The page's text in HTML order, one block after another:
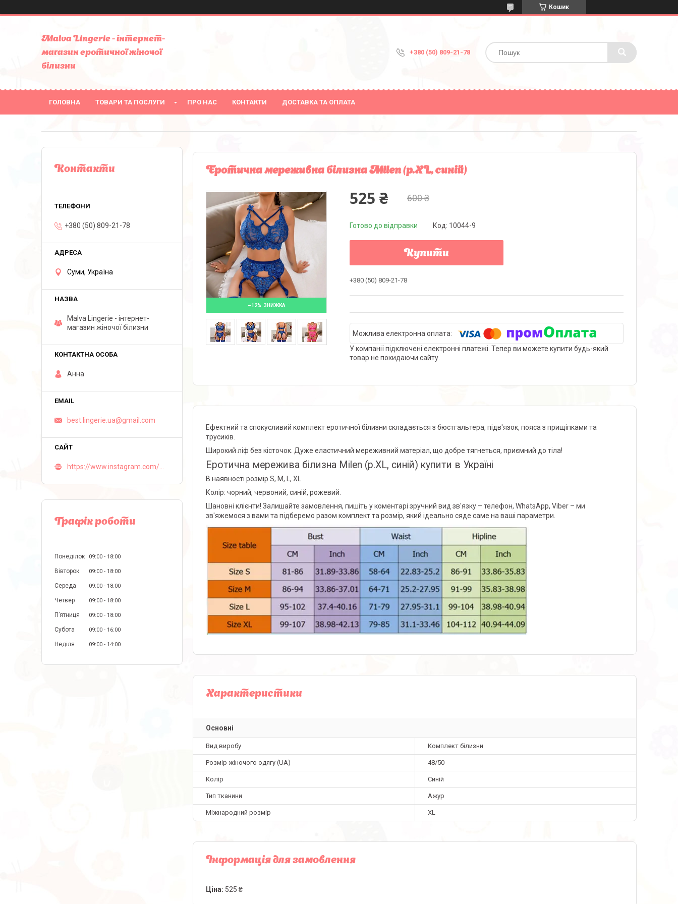
Кошик
Malva Lingerie - інтернет-
магазин еротичної жіночої
білизни
+380 (50) 809-21-78
ГОЛОВНА ТОВАРИ ТА ПОСЛУГИ ПРО НАС КОНТАКТИ ДОСТАВКА ТА ОПЛАТА
Еротична мереживна білизна Milen (р.XL, синій)
–12%
600 ₴
525 ₴
Готово до відправки Код: 10044-9
Купити
+380 (50) 809-21-78
У компанії підключені електронні платежі. Тепер ви можете купити будь-який
товар не покидаючи сайту.
Ефектний та спокусливий комплект еротичної білизни складається з бюстгальтера, підв'язок, пояса з прищіпками та
трусиків.
Широкий ліф без кісточок. Дуже еластичний мереживний матеріал, що добре тягнеться, приємний до тіла!
Еротична мережива білизна Milen (р.XL, синій) купити в Україні
В наявності розмір S, М, L, XL.
Колір: чорний, червоний, синій, рожевий.
Шановні клієнти! Залишайте замовлення, пишіть у коментарі зручний вид зв'язку – телефон, WhatsApp, Viber – ми
зв'яжемося з вами та підберемо разом комплект та розмір, який ідеально сяде саме на ваші параметри.
Характеристики
Основні
Вид виробу Комплект білизни
Розмір жіночого одягу (UA) 48/50
Колір Синій
Тип тканини Ажур
Міжнародний розмір XL
Інформація для замовлення
Ціна: 525 ₴
Контакти
+380 (50) 809-21-78
Суми, Україна
Malva Lingerie - інтернет-
магазин жіночої білизни
Анна
best.lingerie.ua@gmail.com
Графік роботи
Понеділок 09:00 18:00
Вівторок 09:00 18:00
Середа 09:00 18:00
Четвер 09:00 18:00
Пʼятниця 09:00 18:00
Субота 09:00 16:00
Неділя 09:00 14:00